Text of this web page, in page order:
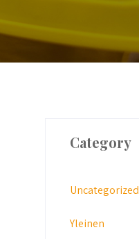
Category
Uncategorized
Yleinen